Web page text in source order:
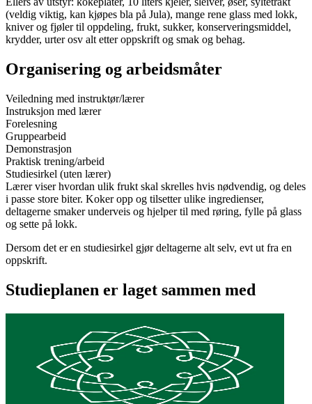
(veldig viktig, kan kjøpes bla på Jula), mange rene glass med lokk,
kniver og fjøler til oppdeling, frukt, sukker, konserveringsmiddel,
krydder, urter osv alt etter oppskrift og smak og behag.
Organisering og arbeidsmåter
Veiledning med instruktør/lærer
Instruksjon med lærer
Forelesning
Gruppearbeid
Demonstrasjon
Praktisk trening/arbeid
Studiesirkel (uten lærer)
Lærer viser hvordan ulik frukt skal skrelles hvis nødvendig, og deles
i passe store biter. Koker opp og tilsetter ulike ingredienser,
deltagerne smaker underveis og hjelper til med røring, fylle på glass
og sette på lokk.
Dersom det er en studiesirkel gjør deltagerne alt selv, evt ut fra en
oppskrift.
Studieplanen er laget sammen med